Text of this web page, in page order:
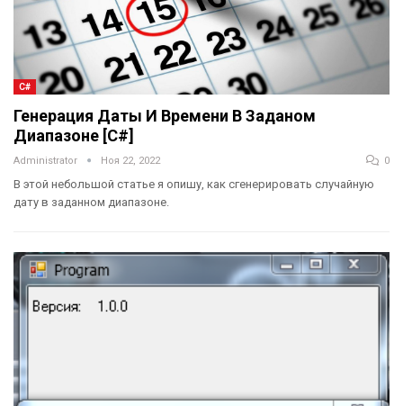
C#
Генерация Даты И Времени В Заданом
Диапазоне [C#]
Administrator Ноя 22, 2022 0
В этой небольшой статье я опишу, как сгенерировать случайную
дату в заданном диапазоне.